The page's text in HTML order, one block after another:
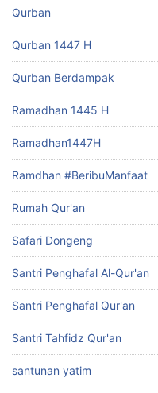
Qurban
Qurban 1447 H
Qurban Berdampak
Ramadhan 1445 H
Ramadhan1447H
Ramdhan #BeribuManfaat
Rumah Qur'an
Safari Dongeng
Santri Penghafal Al-Qur'an
Santri Penghafal Qur'an
Santri Tahfidz Qur'an
santunan yatim